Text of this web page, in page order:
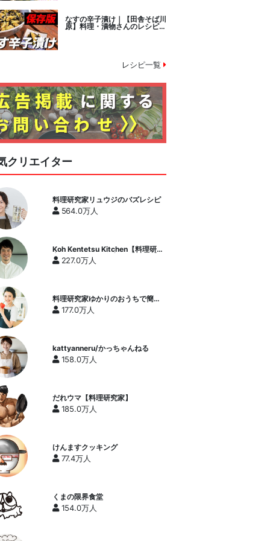
なすの辛子漬け｜【田舎そば川
原】料理・漬物さんのレシピ書
き起こし
レシピ一覧
クリエイター
料理研究家リュウジのバズレシピ
564.0万人
Koh Kentetsu Kitchen【料理研究
家コウケンテツ公式チャンネル】
227.0万人
料理研究家ゆかりのおうちで簡単
レシピ / Yukari's Kitchen
177.0万人
kattyanneru/かっちゃんねる
158.0万人
だれウマ【料理研究家】
185.0万人
けんますクッキング
77.4万人
くまの限界食堂
154.0万人